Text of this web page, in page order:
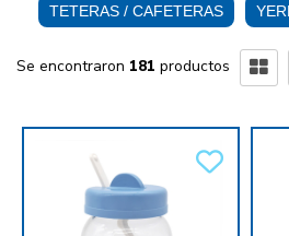
TETERAS / CAFETERAS
Se encontraron 181 productos